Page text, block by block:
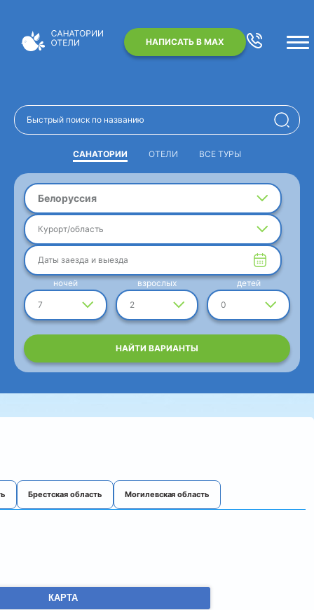
НАПИСАТЬ В MAX
САНАТОРИИ ОТЕЛИ ВСЕ ТУРЫ
Белоруссия
Курорт/область
Даты заезда и выезда
7
ночей
2
взрослых
0
детей
НАЙТИ ВАРИАНТЫ
Брестская область Могилевская область
КАРТА